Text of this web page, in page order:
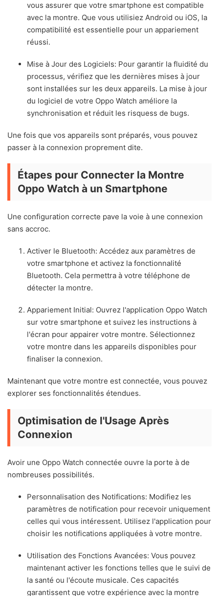
vous assurer que votre smartphone est compatible
avec la montre. Que vous utilisiez Android ou iOS, la
compatibilité est essentielle pour un appariement
réussi.
Mise à Jour des Logiciels: Pour garantir la fluidité du
processus, vérifiez que les dernières mises à jour
sont installées sur les deux appareils. La mise à jour
du logiciel de votre Oppo Watch améliore la
synchronisation et réduit les risquess de bugs.
Une fois que vos appareils sont préparés, vous pouvez
passer à la connexion proprement dite.
Étapes pour Connecter la Montre
Oppo Watch à un Smartphone
Une configuration correcte pave la voie à une connexion
sans accroc.
Activer le Bluetooth: Accédez aux paramètres de
votre smartphone et activez la fonctionnalité
Bluetooth. Cela permettra à votre téléphone de
détecter la montre.
Appariement Initial: Ouvrez l'application Oppo Watch
sur votre smartphone et suivez les instructions à
l'écran pour appairer votre montre. Sélectionnez
votre montre dans les appareils disponibles pour
finaliser la connexion.
Maintenant que votre montre est connectée, vous pouvez
explorer ses fonctionnalités étendues.
Optimisation de l'Usage Après
Connexion
Avoir une Oppo Watch connectée ouvre la porte à de
nombreuses possibilités.
Personnalisation des Notifications: Modifiez les
paramètres de notification pour recevoir uniquement
celles qui vous intéressent. Utilisez l'application pour
choisir les notifications appliquées à votre montre.
Utilisation des Fonctions Avancées: Vous pouvez
maintenant activer les fonctions telles que le suivi de
la santé ou l'écoute musicale. Ces capacités
garantissent que votre expérience avec la montre